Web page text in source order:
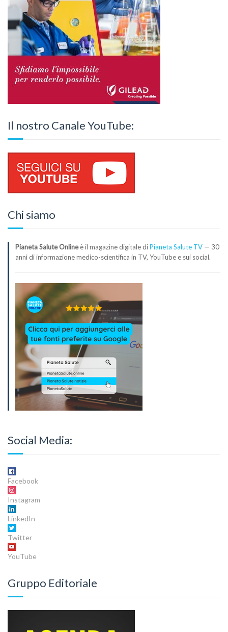
Il nostro Canale YouTube:
Chi siamo
Pianeta Salute Onlineè il magazine digitale diPianeta Salute TV — 30
anni di informazione medico-scientifica in TV, YouTube e sui social.
Social Media:
Facebook
Instagram
LinkedIn
Twitter
YouTube
Gruppo Editoriale